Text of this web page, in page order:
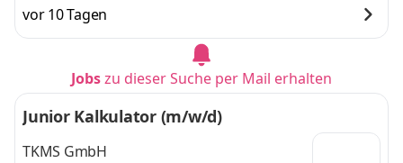
vor 10 Tagen
Jobszu dieser Suche per Mail erhalten
Junior Kalkulator (m/w/d)
TKMS GmbH